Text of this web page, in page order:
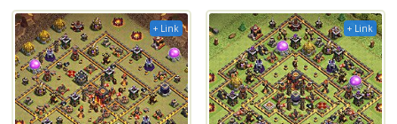
+ Link + Link